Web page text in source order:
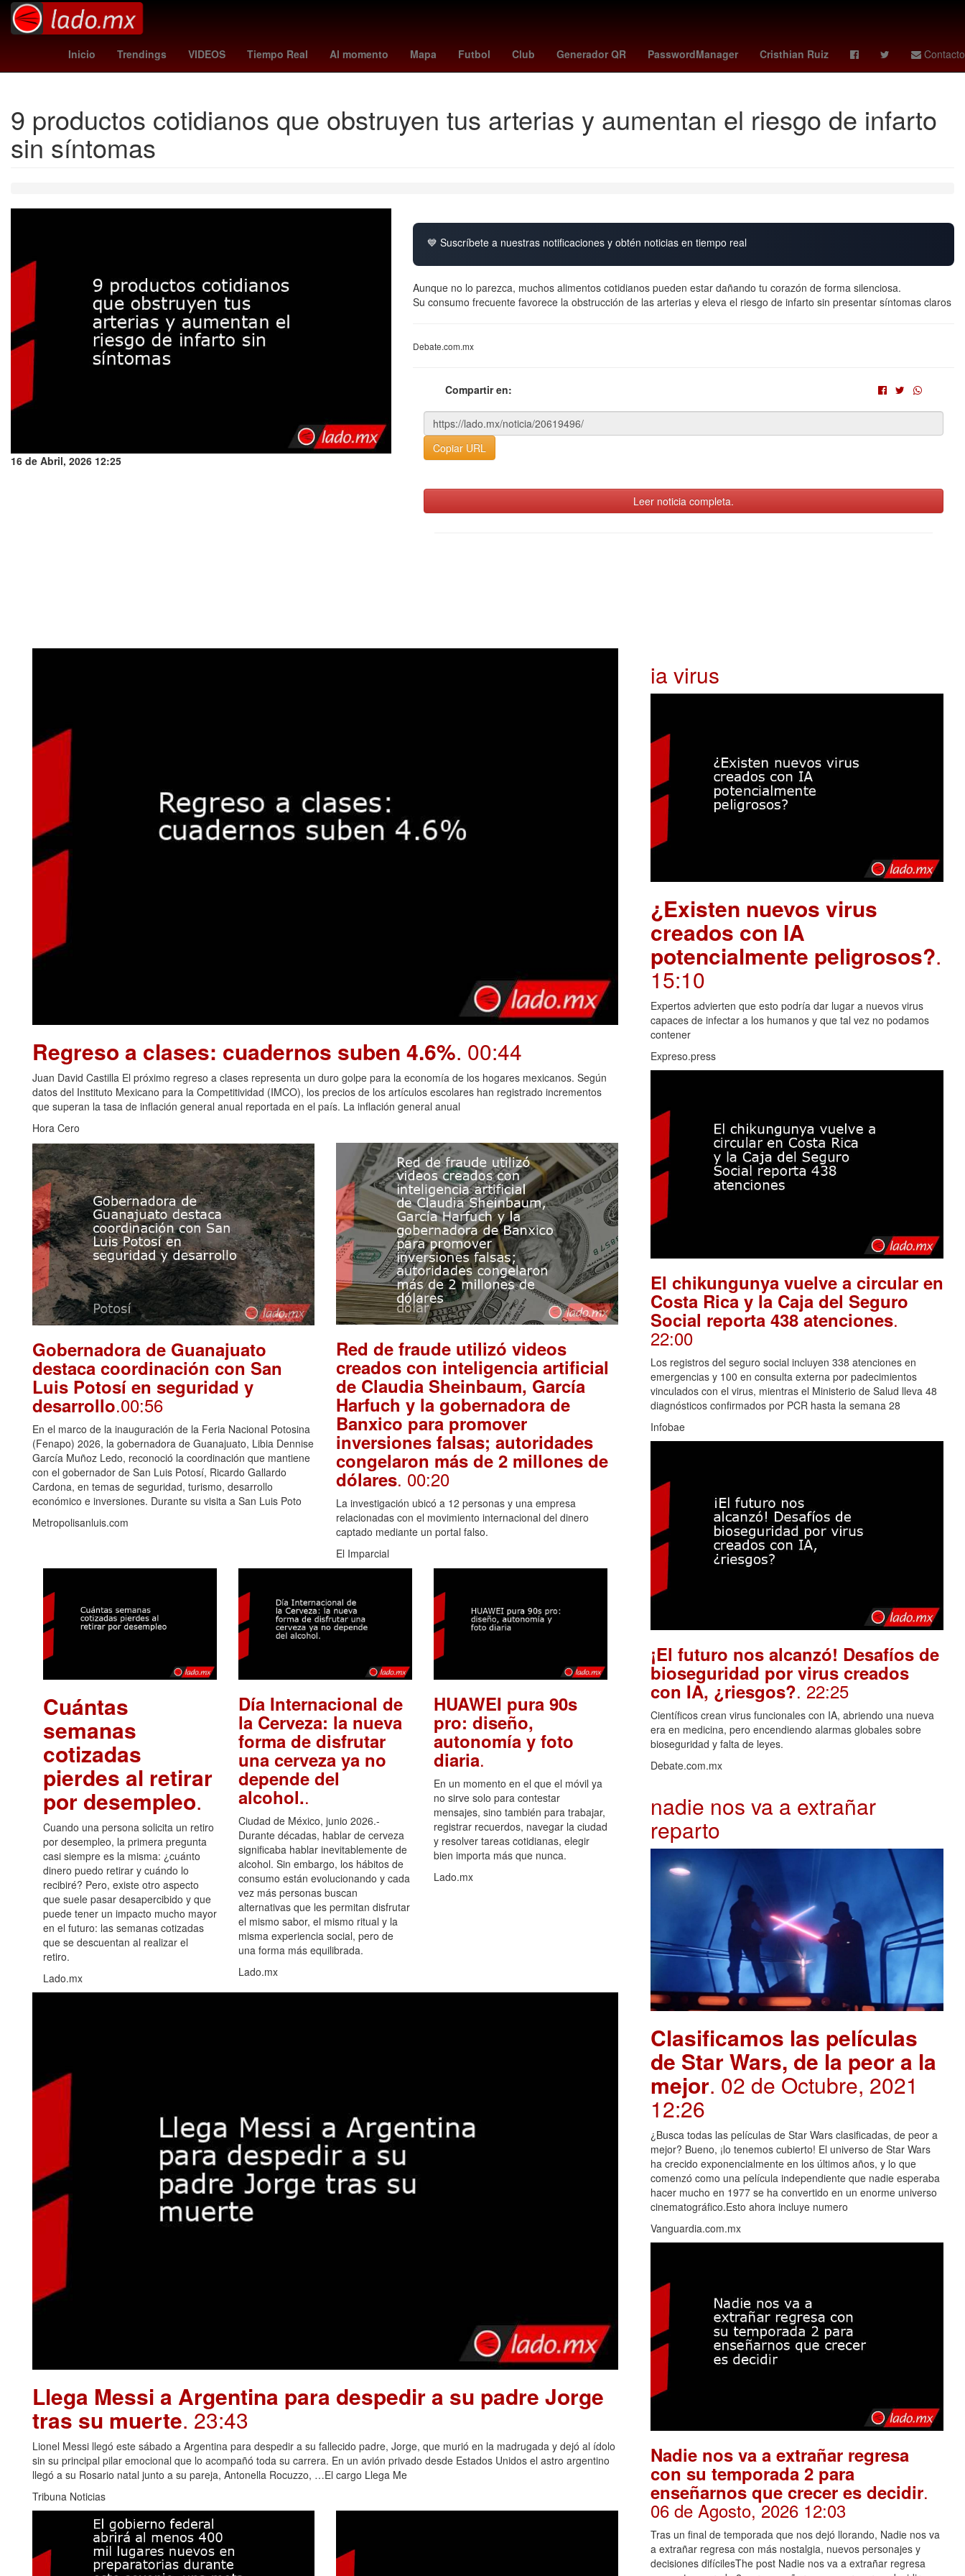
Inicio Trendings VIDEOS Tiempo Real Al momento Mapa Futbol Club Generador QR PasswordManager Cristhian Ruiz Contacto
España charlotte fc - pumas Europa League Final Colombia james Star Wars west ham kosovo - suiza 2024 Senador
9 productos cotidianos que obstruyen tus arterias y aumentan el riesgo de infarto
sin síntomas
16 de Abril, 2026 12:25
💙 Suscríbete a nuestras notificaciones y obtén noticias en tiempo real
Aunque no lo parezca, muchos alimentos cotidianos pueden estar dañando tu corazón de forma silenciosa.
Su consumo frecuente favorece la obstrucción de las arterias y eleva el riesgo de infarto sin presentar síntomas claros
Debate.com.mx
Compartir en:
Copiar URL
Leer noticia completa.
Regreso a clases: cuadernos suben 4.6%. 00:44
Juan David Castilla El próximo regreso a clases representa un duro golpe para la economía de los hogares mexicanos. Según
datos del Instituto Mexicano para la Competitividad (IMCO), los precios de los artículos escolares han registrado incrementos
que superan la tasa de inflación general anual reportada en el país. La inflación general anual
Hora Cero
Gobernadora de Guanajuato
destaca coordinación con San
Luis Potosí en seguridad y
desarrollo.00:56
En el marco de la inauguración de la Feria Nacional Potosina
(Fenapo) 2026, la gobernadora de Guanajuato, Libia Dennise
García Muñoz Ledo, reconoció la coordinación que mantiene
con el gobernador de San Luis Potosí, Ricardo Gallardo
Cardona, en temas de seguridad, turismo, desarrollo
económico e inversiones. Durante su visita a San Luis Poto
Metropolisanluis.com
Red de fraude utilizó videos
creados con inteligencia artificial
de Claudia Sheinbaum, García
Harfuch y la gobernadora de
Banxico para promover
inversiones falsas; autoridades
congelaron más de 2 millones de
dólares. 00:20
La investigación ubicó a 12 personas y una empresa
relacionadas con el movimiento internacional del dinero
captado mediante un portal falso.
El Imparcial
Cuántas
semanas
cotizadas
pierdes al retirar
por desempleo.
Cuando una persona solicita un retiro
por desempleo, la primera pregunta
casi siempre es la misma: ¿cuánto
dinero puedo retirar y cuándo lo
recibiré? Pero, existe otro aspecto
que suele pasar desapercibido y que
puede tener un impacto mucho mayor
en el futuro: las semanas cotizadas
que se descuentan al realizar el
retiro.
Lado.mx
Día Internacional de
la Cerveza: la nueva
forma de disfrutar
una cerveza ya no
depende del
alcohol..
Ciudad de México, junio 2026.-
Durante décadas, hablar de cerveza
significaba hablar inevitablemente de
alcohol. Sin embargo, los hábitos de
consumo están evolucionando y cada
vez más personas buscan
alternativas que les permitan disfrutar
el mismo sabor, el mismo ritual y la
misma experiencia social, pero de
una forma más equilibrada.
Lado.mx
HUAWEI pura 90s
pro: diseño,
autonomía y foto
diaria.
En un momento en el que el móvil ya
no sirve solo para contestar
mensajes, sino también para trabajar,
registrar recuerdos, navegar la ciudad
y resolver tareas cotidianas, elegir
bien importa más que nunca.
Lado.mx
Llega Messi a Argentina para despedir a su padre Jorge
tras su muerte. 23:43
Lionel Messi llegó este sábado a Argentina para despedir a su fallecido padre, Jorge, que murió en la madrugada y dejó al ídolo
sin su principal pilar emocional que lo acompañó toda su carrera. En un avión privado desde Estados Unidos el astro argentino
llegó a su Rosario natal junto a su pareja, Antonella Rocuzzo, …El cargo Llega Me
Tribuna Noticias
ia virus
¿Existen nuevos virus
creados con IA
potencialmente peligrosos?.
15:10
Expertos advierten que esto podría dar lugar a nuevos virus
capaces de infectar a los humanos y que tal vez no podamos
contener
Expreso.press
El chikungunya vuelve a circular en
Costa Rica y la Caja del Seguro
Social reporta 438 atenciones.
22:00
Los registros del seguro social incluyen 338 atenciones en
emergencias y 100 en consulta externa por padecimientos
vinculados con el virus, mientras el Ministerio de Salud lleva 48
diagnósticos confirmados por PCR hasta la semana 28
Infobae
¡El futuro nos alcanzó! Desafíos de
bioseguridad por virus creados
con IA, ¿riesgos?. 22:25
Científicos crean virus funcionales con IA, abriendo una nueva
era en medicina, pero encendiendo alarmas globales sobre
bioseguridad y falta de leyes.
Debate.com.mx
nadie nos va a extrañar
reparto
Clasificamos las películas
de Star Wars, de la peor a la
mejor. 02 de Octubre, 2021
12:26
¿Busca todas las películas de Star Wars clasificadas, de peor a
mejor? Bueno, ¡lo tenemos cubierto! El universo de Star Wars
ha crecido exponencialmente en los últimos años, y lo que
comenzó como una película independiente que nadie esperaba
hacer mucho en 1977 se ha convertido en un enorme universo
cinematográfico.Esto ahora incluye numero
Vanguardia.com.mx
Nadie nos va a extrañar regresa
con su temporada 2 para
enseñarnos que crecer es decidir.
06 de Agosto, 2026 12:03
Tras un final de temporada que nos dejó llorando, Nadie nos va
a extrañar regresa con más nostalgia, nuevos personajes y
decisiones difícilesThe post Nadie nos va a extrañar regresa